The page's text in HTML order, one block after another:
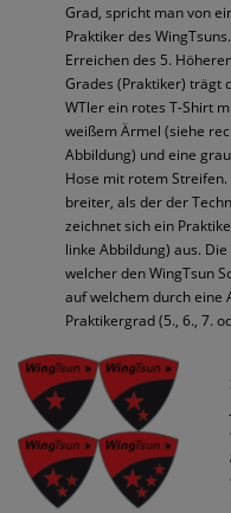
Grad, spricht man von
Praktiker des
Erreichen des 5.
Grades (Praktiker) trägt
WTler ein rotes T-Shirt
weißem Ärmel (siehe
Abbildung) und eine
Hose mit rotem
breiter, als der der
zeichnet sich ein
linke Abbildung) aus.
welcher den WingTsun
auf welchem durch eine
Praktikergrad (5., 6., 7.